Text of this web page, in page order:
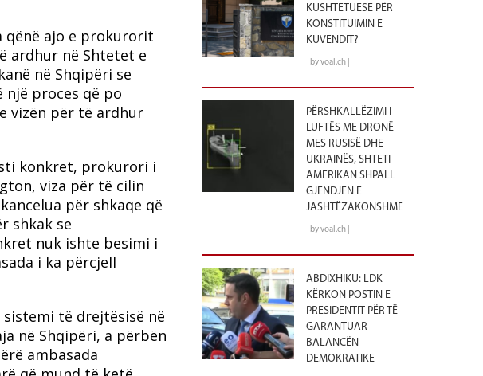
qënë ajo e prokurorit
ardhur në Shtetet e
në Shqipëri se
proces që po
vizën për të ardhur
konkret, prokurori i
viza për të cilin
për shkaqe që
shkak se
nuk ishte besimi i
i ka përcjell
të drejtësisë në
në Shqipëri, a përbën
ambasada
KUSHTETUESE PËR
KONSTITUIMIN E
KUVENDIT?
by voal.ch |
PËRSHKALLËZIMI I
LUFTËS ME DRONË
MES RUSISË DHE
UKRAINËS, SHTETI
AMERIKAN SHPALL
GJENDJEN E
JASHTËZAKONSHME
by voal.ch |
ABDIXHIKU: LDK
KËRKON POSTIN E
PRESIDENTIT PËR TË
GARANTUAR
BALANCËN
DEMOKRATIKE